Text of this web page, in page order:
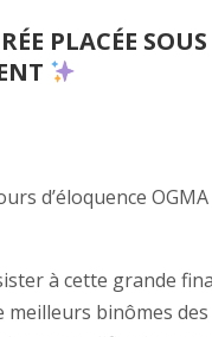
PLACÉE
d’éloquence OGMA
à cette grande
binômes des